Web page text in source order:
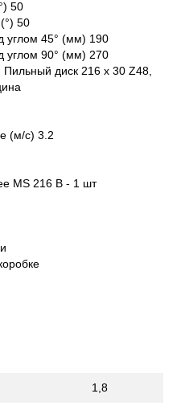
50
50
углом 45° (мм) 190
углом 90° (мм) 270
диск 216 х 30 Z48,
(м/с) 3.2
MS 216 B - 1 шт
1,8